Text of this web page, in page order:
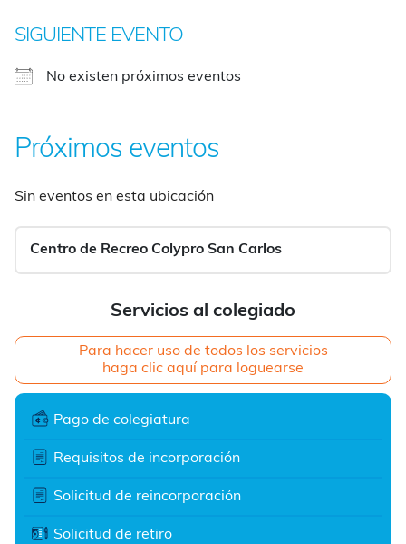
Servicios al colegiado
Para hacer uso de todos los servicios
haga clic aquí para loguearse
Pago de colegiatura
Requisitos de incorporación
Solicitud de reincorporación
Solicitud de retiro
SIGUIENTE EVENTO
No existen próximos eventos
Próximos eventos
Sin eventos en esta ubicación
Centro de Recreo Colypro San Carlos